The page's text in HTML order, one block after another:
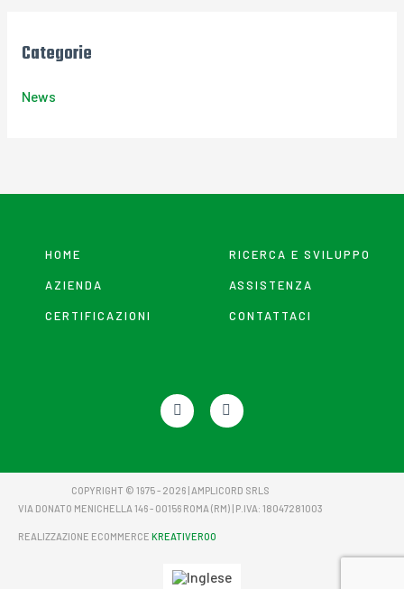
Categorie
News
HOME
AZIENDA
CERTIFICAZIONI
RICERCA E SVILUPPO
ASSISTENZA
CONTATTACI
F
a
c
o
o
-
f
Y
o
u
b
e
COPYRIGHT © 1975 - 2026 | AMPLICORD SRLS
VIA DONATO MENICHELLA 146 - 00156 ROMA (RM) | P.IVA: 18047281003
REALIZZAZIONE ECOMMERCE KREATIVEROO